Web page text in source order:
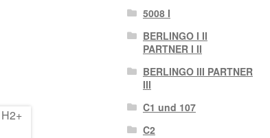
5008 I
BERLINGO I II
PARTNER I II
BERLINGO III PARTNER
III
C1 und 107
C2